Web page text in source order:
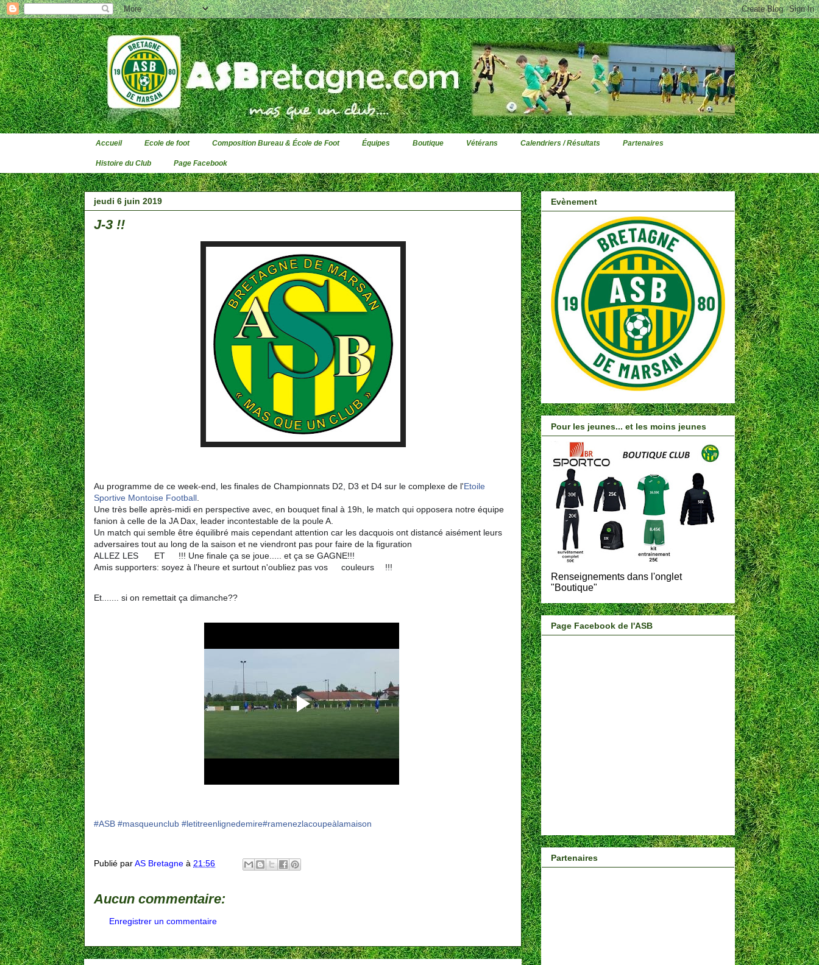
Accueil Ecole de foot Composition Bureau & École de Foot Équipes Boutique Vétérans Calendriers / Résultats Partenaires
Histoire du Club Page Facebook
jeudi 6 juin 2019
J-3 !!
Au programme de ce week-end, les finales de Championnats D2, D3 et D4 sur le complexe de l'Etoile
Sportive Montoise Football
Une très belle après-midi en perspective avec, en bouquet final à 19h, le match qui opposera notre équipe
fanion à celle de la JA Dax, leader incontestable de la poule A.
Un match qui semble être équilibré mais cependant attention car les dacquois ont distancé aisément leurs
adversaires tout au long de la saison et ne viendront pas pour faire de la figuration
ALLEZ LES
ET
!!! Une finale ça se joue..... et ça se GAGNE!!!
Amis supporters: soyez à l'heure et surtout n'oubliez pas vos
couleurs !!!
Et....... si on remettait ça dimanche??
#ASB #masqueunclub #letitreenlignedemire#ramenezlacoupeàlamaison
Publié parAS Bretagne à 21:56
Aucun commentaire:
Enregistrer un commentaire
Evènement
Pour les jeunes... et les moins jeunes
Renseignements dans l'onglet
"Boutique"
Page Facebook de l'ASB
Partenaires